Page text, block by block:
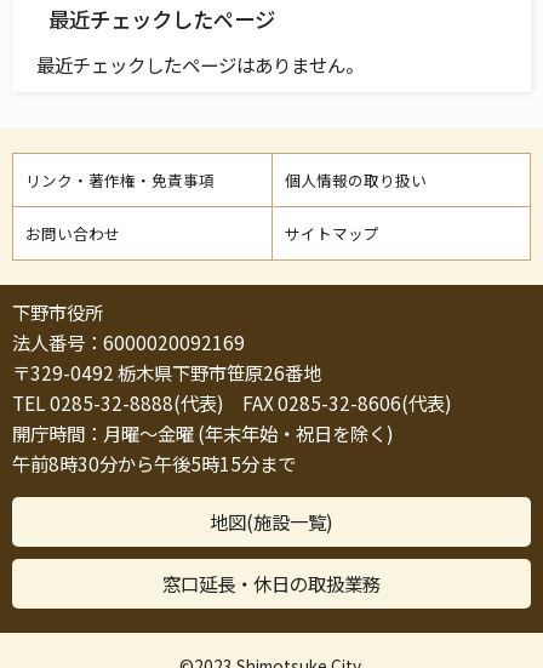
最近チェックしたページ
最近チェックしたページはありません。
リンク・著作権・免責事項 個人情報の取り扱い
お問い合わせ サイトマップ
下野市役所
法人番号：6000020092169
〒329-0492 栃木県下野市笹原26番地
TEL 0285-32-8888(代表) FAX 0285-32-8606(代表)
開庁時間：月曜～金曜 (年末年始・祝日を除く)
午前8時30分から午後5時15分まで
地図(施設一覧)
窓口延長・休日の取扱業務